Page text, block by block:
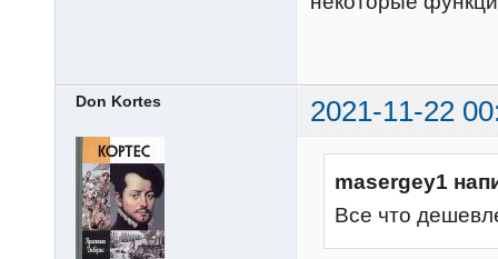
Don Kortes 2021-11-22
masergey1
Все что